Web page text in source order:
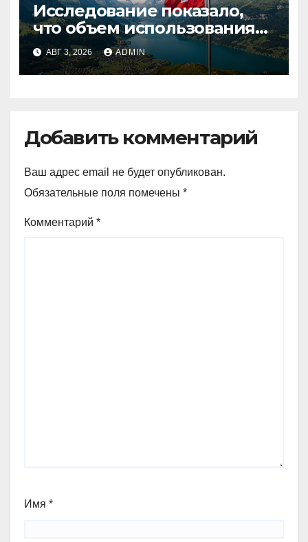
Исследование показало,
что объем использования
криптовалют в Швейцарии
в два раза превышает
аналогичный показатель в
АВГ 3, 2026 ADMIN
Добавить комментарий
Ваш адрес email не будет опубликован.
Обязательные поля помечены *
Комментарий *
Имя *